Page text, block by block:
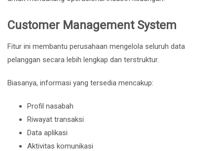
Customer Management System
Fitur ini membantu perusahaan mengelola seluruh data
pelanggan secara lebih lengkap dan terstruktur.
Biasanya, informasi yang tersedia mencakup:
Profil nasabah
Riwayat transaksi
Data aplikasi
Aktivitas komunikasi